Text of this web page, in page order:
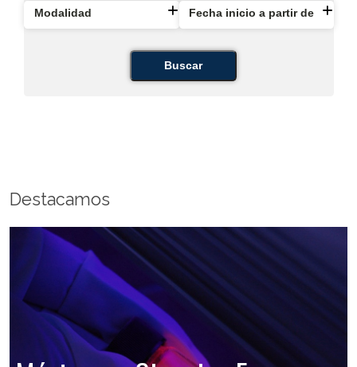
Modalidad Fecha inicio a partir de
Buscar
Destacamos